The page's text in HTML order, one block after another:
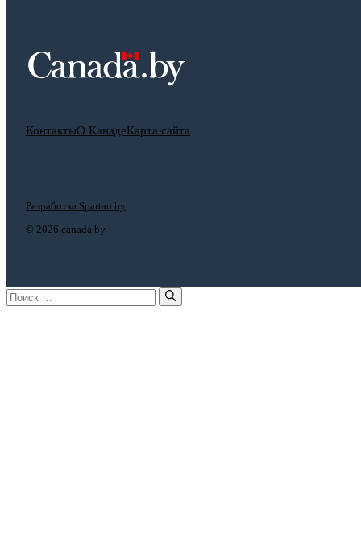
КонтактыО КанадеКарта сайта
© 2026 canada.by
Разработка Spartan.by
Поиск: